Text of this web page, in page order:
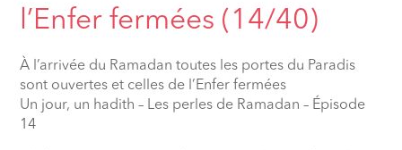
l’Enfer fermées (14/40)
À l’arrivée du Ramadan toutes les portes du Paradis
sont ouvertes et celles de l’Enfer fermées
Un jour, un hadith – Les perles de Ramadan – Épisode
14